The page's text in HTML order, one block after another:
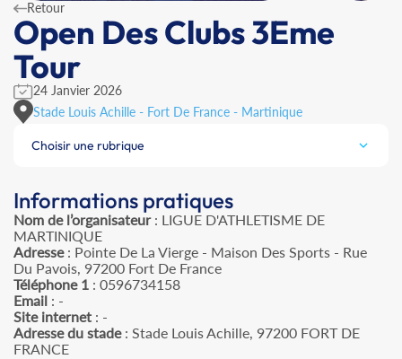
Retour
Open Des Clubs 3Eme
Tour
24 Janvier 2026
Stade Louis Achille - Fort De France - Martinique
Choisir une rubrique
Informations pratiques
Nom de l’organisateur: LIGUE D'ATHLETISME DE
MARTINIQUE
Adresse: Pointe De La Vierge - Maison Des Sports - Rue
Du Pavois, 97200 Fort De France
Téléphone 1 : 0596734158
Email : -
Site internet : -
Adresse du stade: Stade Louis Achille, 97200 FORT DE
FRANCE